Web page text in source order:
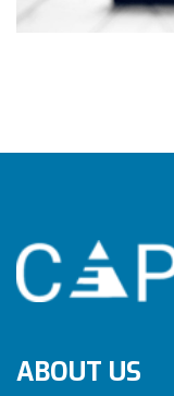
ABOUT US